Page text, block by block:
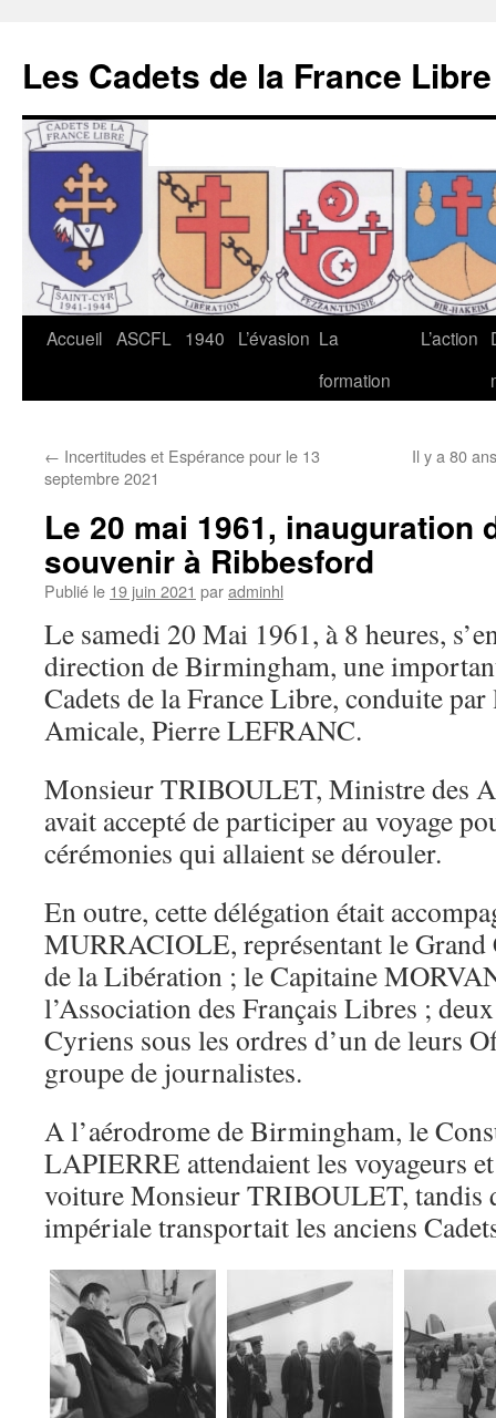
Les Cadets de la France Libre
Aller
Accueil ASCFL 1940 L’évasion La
formation
L’action
← Incertitudes et Espérance pour le 13
septembre 2021
Il y a 80
Le 20 mai 1961, inauguration
souvenir à Ribbesford
Publié le 19 juin 2021 paradminhl
Le samedi 20 Mai 1961, à 8 heures,
direction de Birmingham, une
Cadets de la France Libre, conduite
Amicale, Pierre LEFRANC.
Monsieur TRIBOULET, Ministre des
avait accepté de participer au voyage
cérémonies qui allaient se dérouler.
En outre, cette délégation était
MURRACIOLE, représentant le Grand
de la Libération ; le Capitaine
l’Association des Français Libres ;
Cyriens sous les ordres d’un de leurs
groupe de journalistes.
A l’aérodrome de Birmingham, le
LAPIERRE attendaient les voyageurs
voiture Monsieur TRIBOULET, tandis
impériale transportait les anciens